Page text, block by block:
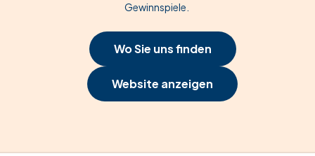
Gewinnspiele.
Wo Sie uns finden
Website anzeigen